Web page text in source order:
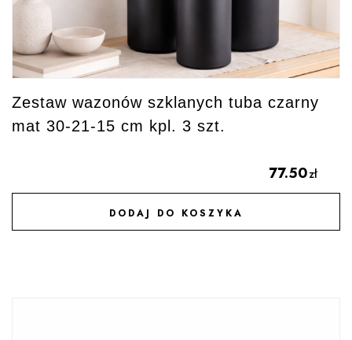
Zestaw wazonów szklanych tuba czarny
mat 30-21-15 cm kpl. 3 szt.
77.50zł
DODAJ DO KOSZYKA
DODAJ DO ULUBIONYCH